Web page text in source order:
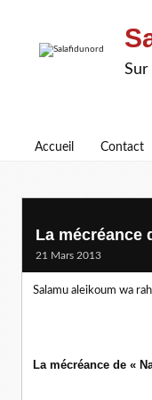
Sur
Accueil Contact
La mécréance
21 Mars 2013
Salamu aleikoum wa
La mécréance de «